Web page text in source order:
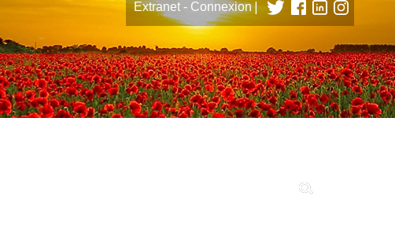
Extranet - Connexion|